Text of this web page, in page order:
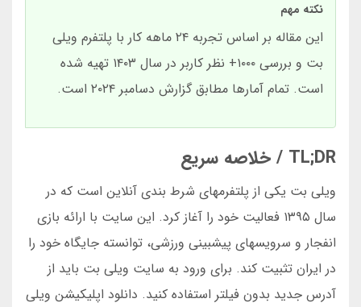
نکته مهم
این مقاله بر اساس تجربه ۲۴ ماهه کار با پلتفرم ویلی
بت و بررسی ۱۰۰۰+ نظر کاربر در سال ۱۴۰۳ تهیه شده
است. تمام آمارها مطابق گزارش دسامبر ۲۰۲۴ است.
TL;DR / خلاصه سریع
ویلی بت یکی از پلتفرمهای شرط بندی آنلاین است که در
سال ۱۳۹۵ فعالیت خود را آغاز کرد. این سایت با ارائه بازی
انفجار و سرویسهای پیشبینی ورزشی، توانسته جایگاه خود را
در ایران تثبیت کند. برای ورود به سایت ویلی بت باید از
آدرس جدید بدون فیلتر استفاده کنید. دانلود اپلیکیشن ویلی